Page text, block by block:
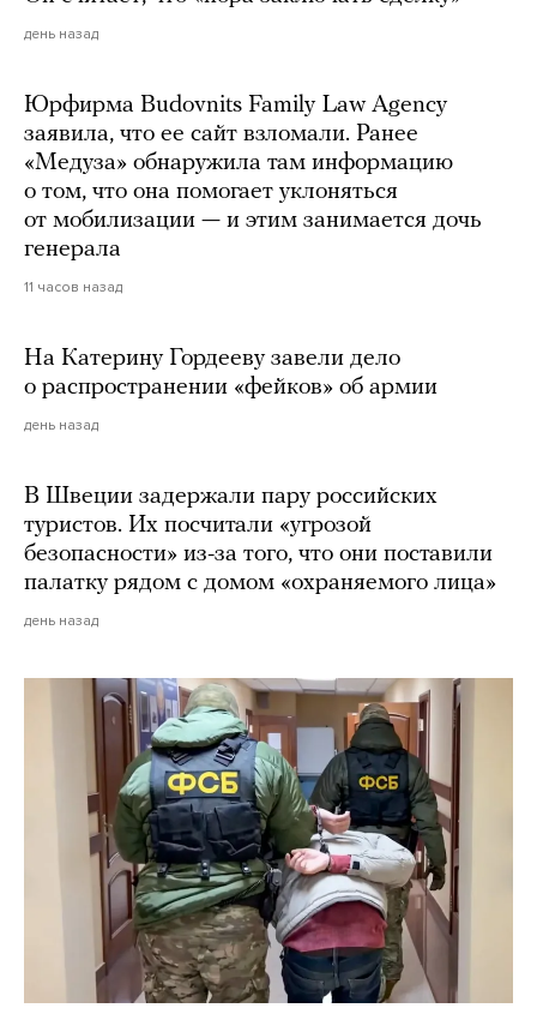
день назад
Юрфирма Budovnits Family Law Agency
заявила, что ее сайт взломали. Ранее
«Медуза» обнаружила там информацию
о том, что она помогает уклоняться
от мобилизации — и этим занимается дочь
генерала
11 часов назад
На Катерину Гордееву завели дело
о распространении «фейков» об армии
день назад
В Швеции задержали пару российских
туристов. Их посчитали «угрозой
безопасности» из-за того, что они поставили
палатку рядом с домом «охраняемого лица»
день назад